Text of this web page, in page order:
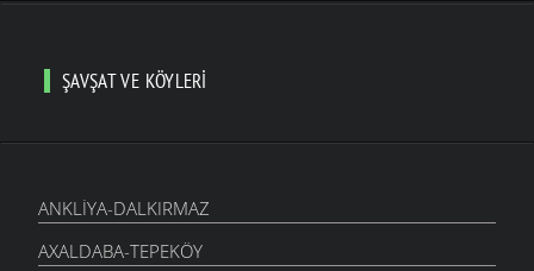
ŞAVŞAT VE KÖYLERI
ANKLIYA-DALKIRMAZ
AXALDABA-TEPEKÖY